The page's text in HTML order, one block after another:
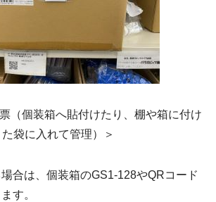
（個装箱へ貼付けたり、棚や箱に付け
た袋に入れて管理）＞
合は、個装箱のGS1-128やQRコード
す。